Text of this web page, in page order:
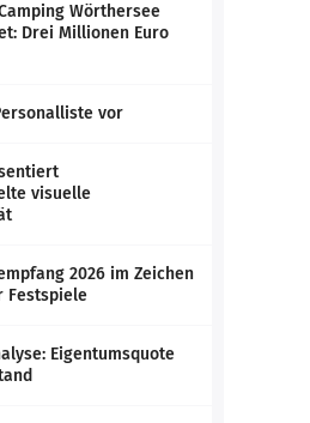
Wörthersee
Drei Millionen Euro
vor
visuelle
2026 im Zeichen
Festspiele
Eigentumsquote